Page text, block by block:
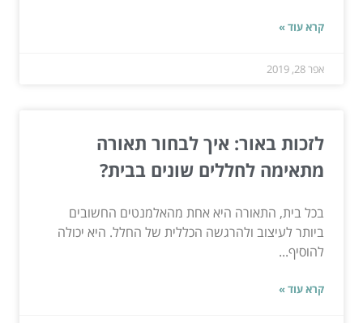
קרא עוד »
אפר 28, 2019
לזכות באור: איך לבחור תאורה
מתאימה לחללים שונים בבית?
בכל בית, התאורה היא אחת מהאלמנטים החשובים
ביותר לעיצוב ולהרגשה הכללית של החלל. היא יכולה
להוסיף...
קרא עוד »